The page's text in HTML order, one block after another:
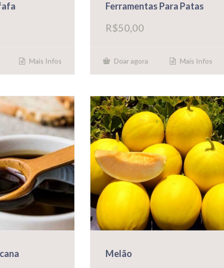
Mais Infos
Ferramentas Para Patas
R$50,00
Doar agora Mais Infos
Melão